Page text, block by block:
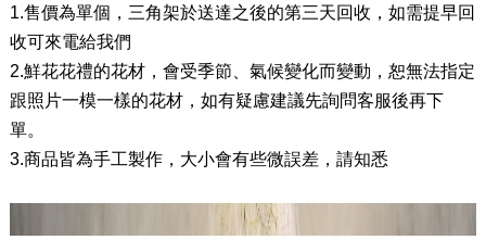
1.售價為單個，三角架於送達之後的第三天回收，如需提早回
收可來電給我們
2.鮮花花禮的花材，會受季節、氣候變化而變動，恕無法指定
跟照片一模一樣的花材，如有疑慮建議先詢問客服後再下
單。
3.商品皆為手工製作，大小會有些微誤差，請知悉